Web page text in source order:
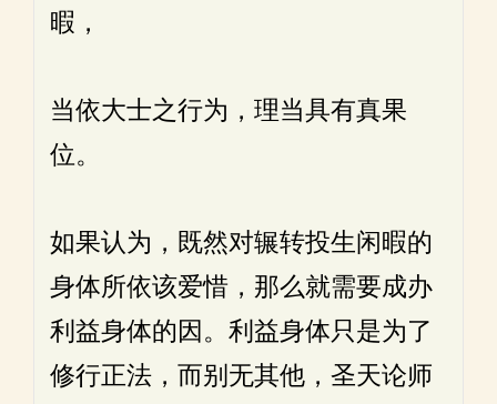
暇，
当依大士之行为，理当具有真果
位。
如果认为，既然对辗转投生闲暇的
身体所依该爱惜，那么就需要成办
利益身体的因。利益身体只是为了
修行正法，而别无其他，圣天论师